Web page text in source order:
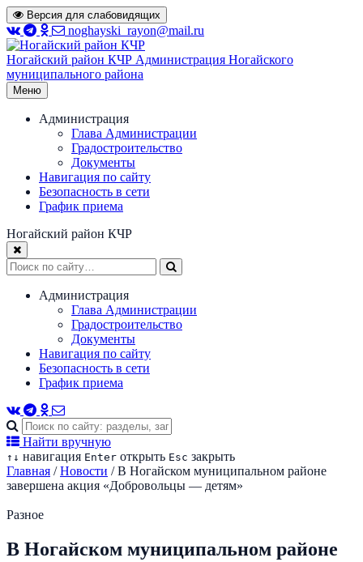
Перейти
к
содержимому
Версия для слабовидящих
noghayski_rayon@mail.ru
Ногайский район КЧР Администрация Ногайского
муниципального района
Меню
Администрация
Глава Администрации
Градостроительство
Документы
Навигация по сайту
Безопасность в сети
График приема
Ногайский район КЧР
Администрация
Глава Администрации
Градостроительство
Документы
Навигация по сайту
Безопасность в сети
График приема
Найти вручную
↑ ↓ навигация Enter открыть Esc закрыть
Главная / Новости / В Ногайском муниципальном районе
завершена акция «Добровольцы — детям»
Разное
В Ногайском муниципальном районе